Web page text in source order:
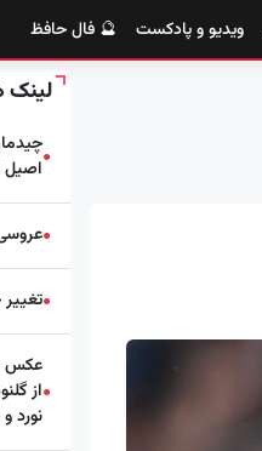
ویدیو و پادکست 🔮 فال حافظ
لینک
●اصیل
●
●تغییر
●
عکس
از
نورد